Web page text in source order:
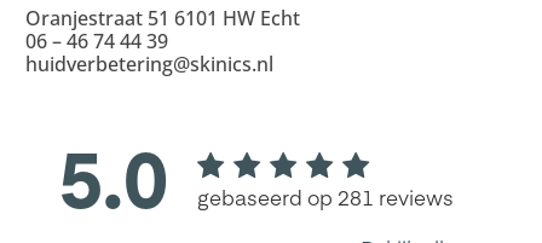
Oranjestraat 51 6101 HW Echt
06 – 46 74 44 39
huidverbetering@skinics.nl